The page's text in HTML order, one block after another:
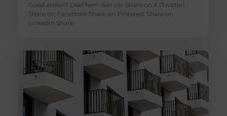
Goed artikel? Deel hem dan op: Share on X (Twitter)
Share on Facebook Share on Pinterest Share on
LinkedIn Share